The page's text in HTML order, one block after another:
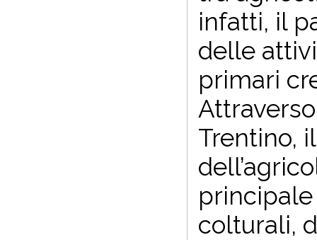
infatti, il
delle
primari
Trentino,
colturali,